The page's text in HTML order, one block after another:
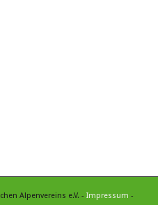
Alpenvereins e.V. - Impressum -